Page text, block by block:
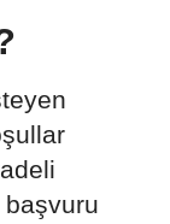
başvuru